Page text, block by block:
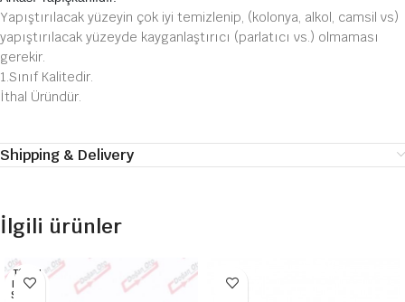
Yapıştırılacak yüzeyin çok iyi temizlenip, (kolonya, alkol, camsil vs)
yapıştırılacak yüzeyde kayganlaştırıcı (parlatıcı vs.) olmaması
gerekir.
1.Sınıf Kalitedir.
İthal Üründür.
Shipping & Delivery
İlgili ürünler
TÜKEN
DI HEP
SI SATI